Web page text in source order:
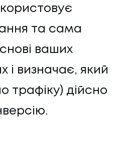
та сама
ваших
і визначає, який
трафіку) дійсно